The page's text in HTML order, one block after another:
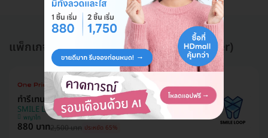
แพ็กเกจอื่นใน ทำรีเทนเนอร์ใส (Clear Retainer)
ทำรีเทนเนอร์แบบใส 1 ชิ้น
SMILE LOOP dental clinic (คลินิกทันตกรรมสไมล์ลูป)
พญาไท
880 บาท2,500 บาท ประหยัด 65%